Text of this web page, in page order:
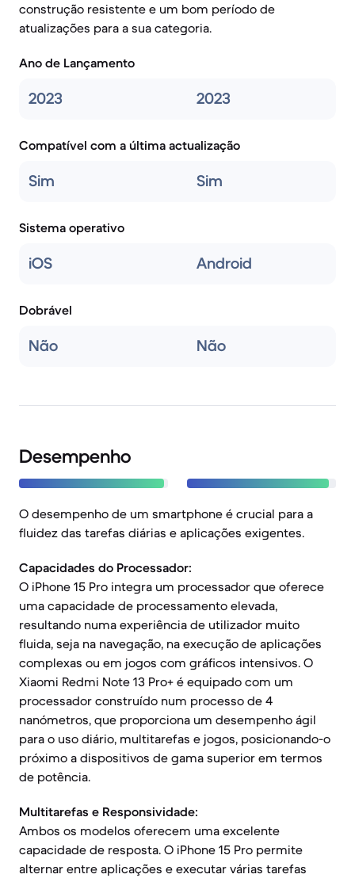
construção resistente e um bom período de
atualizações para a sua categoria.
Ano de Lançamento
2023 2023
Compatível com a última actualização
Sim Sim
Sistema operativo
iOS Android
Dobrável
Não Não
Desempenho
O desempenho de um smartphone é crucial para a
fluidez das tarefas diárias e aplicações exigentes.
Capacidades do Processador:
O iPhone 15 Pro integra um processador que oferece
uma capacidade de processamento elevada,
resultando numa experiência de utilizador muito
fluida, seja na navegação, na execução de aplicações
complexas ou em jogos com gráficos intensivos. O
Xiaomi Redmi Note 13 Pro+ é equipado com um
processador construído num processo de 4
nanómetros, que proporciona um desempenho ágil
para o uso diário, multitarefas e jogos, posicionando-o
próximo a dispositivos de gama superior em termos
de potência.
Multitarefas e Responsividade:
Ambos os modelos oferecem uma excelente
capacidade de resposta. O iPhone 15 Pro permite
alternar entre aplicações e executar várias tarefas